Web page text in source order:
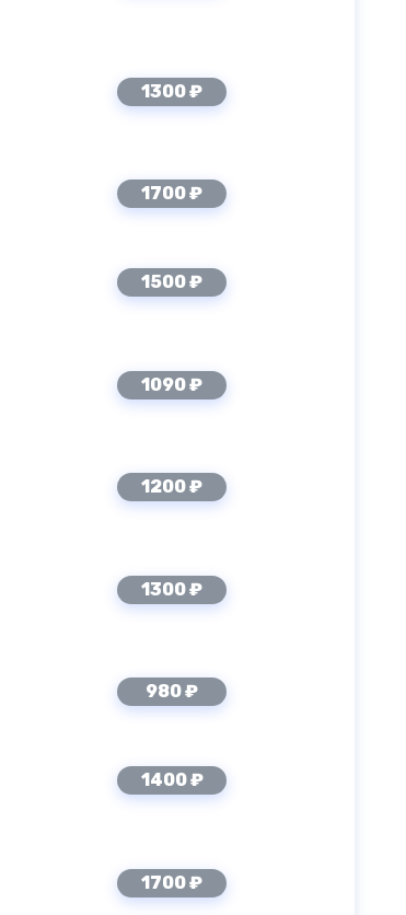
1300 ₽
1700 ₽
1500 ₽
1090 ₽
1200 ₽
1300 ₽
980 ₽
1400 ₽
1700 ₽